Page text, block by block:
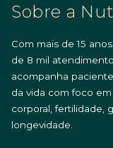
Sobre a
Com mais de 15
de 8 mil
acompanha
da vida com foco
corporal, fertilidade,
longevidade.